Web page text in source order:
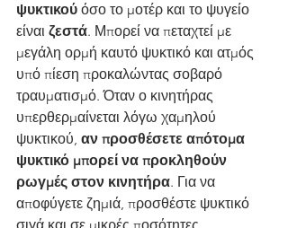
ψυκτικού όσο το μοτέρ και το ψυγείο
είναι ζεστά. Μπορεί να πεταχτεί με
μεγάλη ορμή καυτό ψυκτικό και ατμός
υπό πίεση προκαλώντας σοβαρό
τραυματισμό. Όταν ο κινητήρας
υπερθερμαίνεται λόγω χαμηλού
ψυκτικού, αν προσθέσετε απότομα
ψυκτικό μπορεί να προκληθούν
ρωγμές στον κινητήρα. Για να
αποφύγετε ζημιά, προσθέστε ψυκτικό